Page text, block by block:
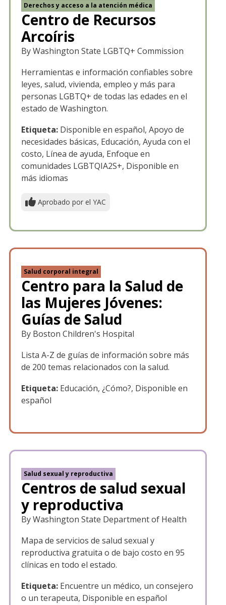
Derechos y acceso a la atención médica
Centro de Recursos
Arcoíris
By Washington State LGBTQ+ Commission
Herramientas e información confiables sobre
leyes, salud, vivienda, empleo y más para
personas LGBTQ+ de todas las edades en el
estado de Washington.
Etiqueta: Disponible en español, Apoyo de
necesidades básicas, Educación, Ayuda con el
costo, Línea de ayuda, Enfoque en
comunidades LGBTQIA2S+, Disponible en
más idiomas
Aprobado por el YAC
Salud corporal integral
Centro para la Salud de
las Mujeres Jóvenes:
Guías de Salud
By Boston Children's Hospital
Lista A-Z de guías de información sobre más
de 200 temas relacionados con la salud.
Etiqueta: Educación, ¿Cómo?, Disponible en
español
Salud sexual y reproductiva
Centros de salud sexual
y reproductiva
By Washington State Department of Health
Mapa de servicios de salud sexual y
reproductiva gratuita o de bajo costo en 95
clínicas en todo el estado.
Etiqueta: Encuentre un médico, un consejero
o un terapeuta, Disponible en español